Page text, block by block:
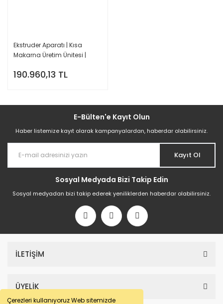
Çerezleri kullanıyoruz Web sitemizde
Ekstruder Aparatı | Kısa
Makarna Üretim Ünitesi |
Uyumlu
190.960,13 TL
E-Bülten'e Kayıt Olun
Haber listemize kayıt olarak kampanyalardan, haberdar olabilirsiniz.
Kayıt Ol
Sosyal Medyada Bizi Takip Edin
Sosyal medyadan bizi takip ederek yeniliklerden haberdar olabilirsiniz.
İLETİŞİM
ÜYELİK